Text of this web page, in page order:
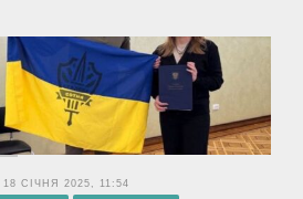
18 СІЧНЯ 2025, 11:54